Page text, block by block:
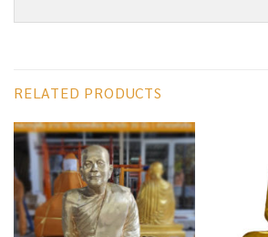
RELATED PRODUCTS